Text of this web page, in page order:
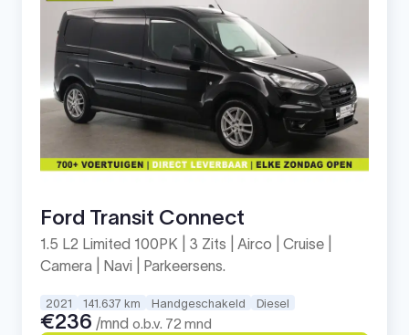
Ford Transit Connect
1.5 L2 Limited 100PK | 3 Zits | Airco | Cruise |
Camera | Navi | Parkeersens.
2021 141.637 km Handgeschakeld Diesel
€236 /mnd o.b.v. 72 mnd